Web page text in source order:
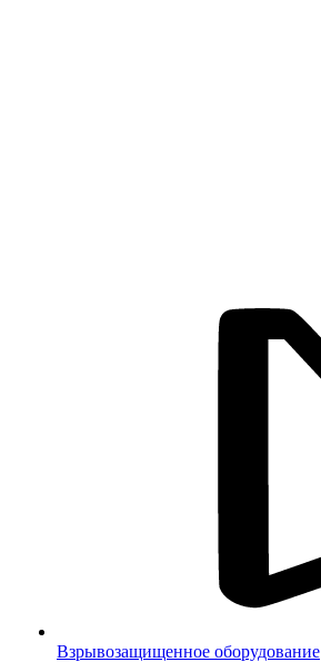
Взрывозащищенное оборудование